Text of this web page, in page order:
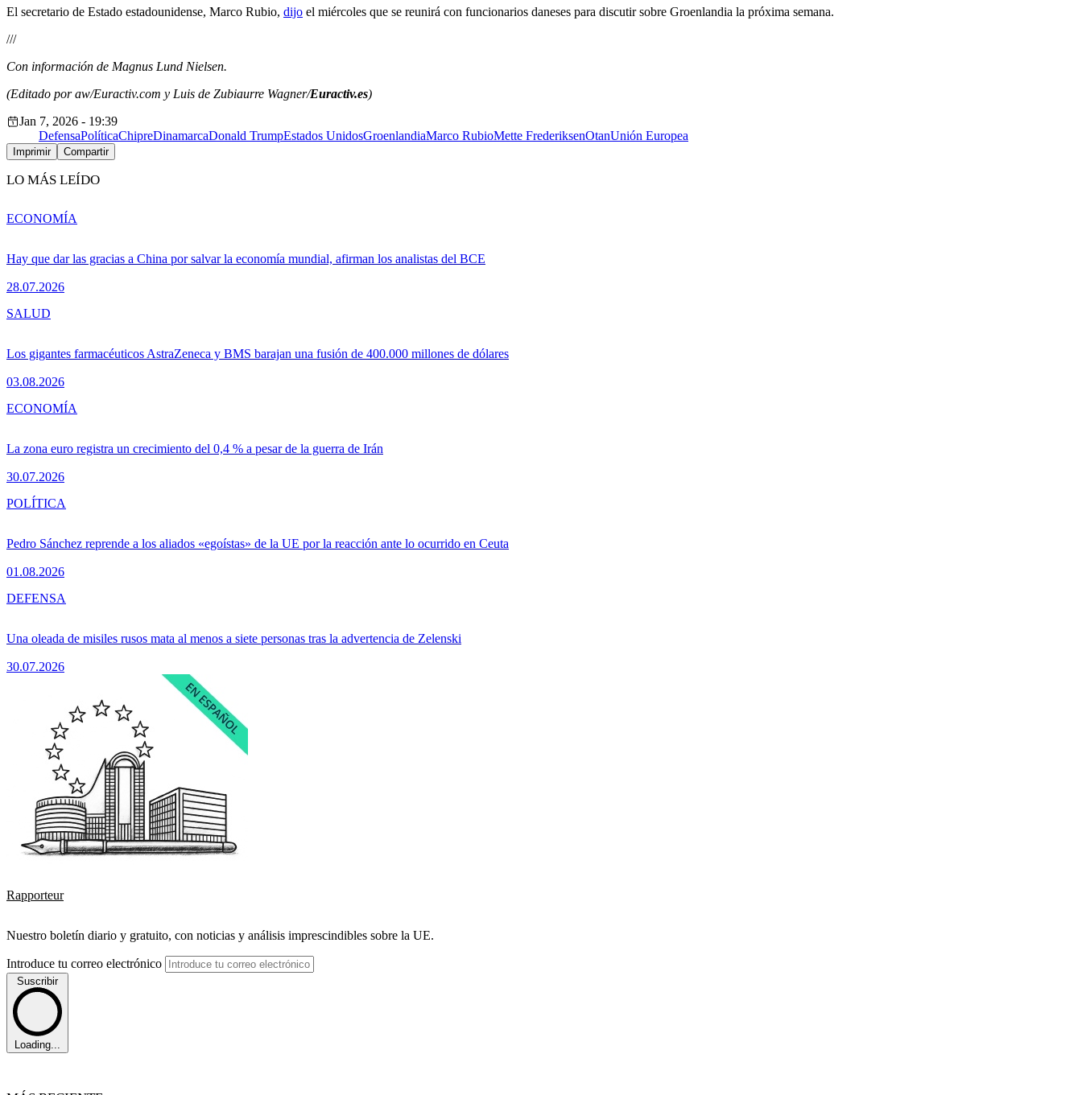
El secretario de Estado estadounidense, Marco Rubio, dijo el miércoles que se reunirá con funcionarios daneses para discutir sobre Groenlandia la próxima semana.
///
Con información de Magnus Lund Nielsen.
(Editado por aw/Euractiv.com y Luis de Zubiaurre Wagner/Euractiv.es)
Jan 7, 2026 - 19:39
DefensaPolíticaChipreDinamarcaDonald TrumpEstados UnidosGroenlandiaMarco RubioMette FrederiksenOtanUnión Europea
Imprimir Compartir
LO MÁS LEÍDO
Hay que dar las gracias a China por salvar la economía mundial, afirman los analistas del BCE
28.07.2026
ECONOMÍA
Los gigantes farmacéuticos AstraZeneca y BMS barajan una fusión de 400.000 millones de dólares
03.08.2026
SALUD
La zona euro registra un crecimiento del 0,4 % a pesar de la guerra de Irán
30.07.2026
ECONOMÍA
Pedro Sánchez reprende a los aliados «egoístas» de la UE por la reacción ante lo ocurrido en Ceuta
01.08.2026
POLÍTICA
Una oleada de misiles rusos mata al menos a siete personas tras la advertencia de Zelenski
30.07.2026
DEFENSA
Rapporteur
Nuestro boletín diario y gratuito, con noticias y análisis imprescindibles sobre la UE.
Introduce tu correo electrónico
Suscribir
Loading...